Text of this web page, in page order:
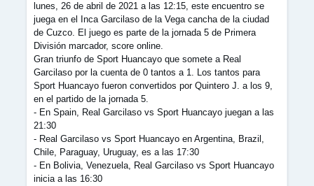
lunes, 26 de abril de 2021 a las 12:15, este encuentro se
juega en el Inca Garcilaso de la Vega cancha de la ciudad
de Cuzco. El juego es parte de la jornada 5 de Primera
División marcador, score online.
Gran triunfo de Sport Huancayo que somete a Real
Garcilaso por la cuenta de 0 tantos a 1. Los tantos para
Sport Huancayo fueron convertidos por Quintero J. a los 9,
en el partido de la jornada 5.
- En Spain, Real Garcilaso vs Sport Huancayo juegan a las
21:30
- Real Garcilaso vs Sport Huancayo en Argentina, Brazil,
Chile, Paraguay, Uruguay, es a las 17:30
- En Bolivia, Venezuela, Real Garcilaso vs Sport Huancayo
inicia a las 16:30